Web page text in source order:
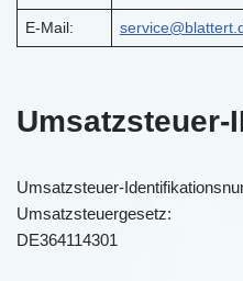
E-Mail:
Umsatzsteuer-
Umsatzsteuer-
Umsatzsteuergesetz:
DE364114301